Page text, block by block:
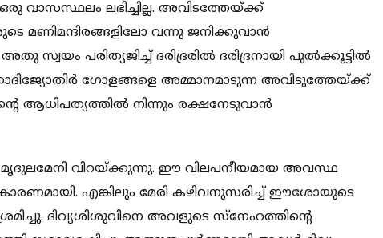
വാസസ്ഥലം ലഭിച്ചില്ല. അവിടത്തേയ്ക്ക്
മണിമന്ദിരങ്ങളിലോ വന്നു ജനിക്കുവാന്‍
പരിത്യജിച്ച് ദരിദ്രരില്‍ ദരിദ്രനായി പുല്‍ക്കൂട്ടില്‍
ഗോളങ്ങളെ അമ്മാനമാടുന്ന അവിടുത്തേയ്ക്ക്
ആധിപത്യത്തില്‍ നിന്നും രക്ഷനേടുവാന്‍
മൃദുലമേനി വിറയ്ക്കുന്നു. ഈ വിലപനീയമായ അവസ്ഥ
എങ്കിലും മേരി കഴിവനുസരിച്ച് ഈശോയുടെ
ദിവ്യശിശുവിനെ അവളുടെ സ്നേഹത്തിന്‍റെ